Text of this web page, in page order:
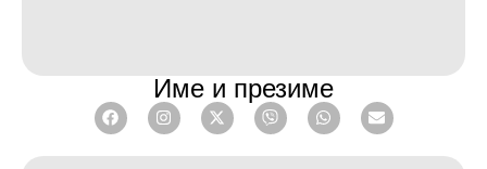
Име и презиме